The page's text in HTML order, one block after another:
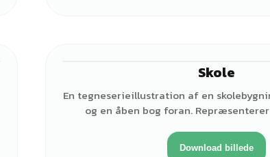
Skole
En tegneserieillustration af en
og en åben bog foran.
Download billede